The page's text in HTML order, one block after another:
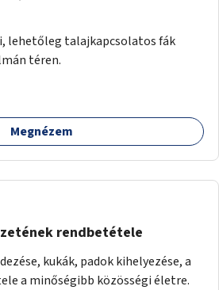
lehetőleg talajkapcsolatos fák
téren.
Megnézem
rendbetétele
kukák, padok kihelyezése, a
a minőségibb közösségi életre.